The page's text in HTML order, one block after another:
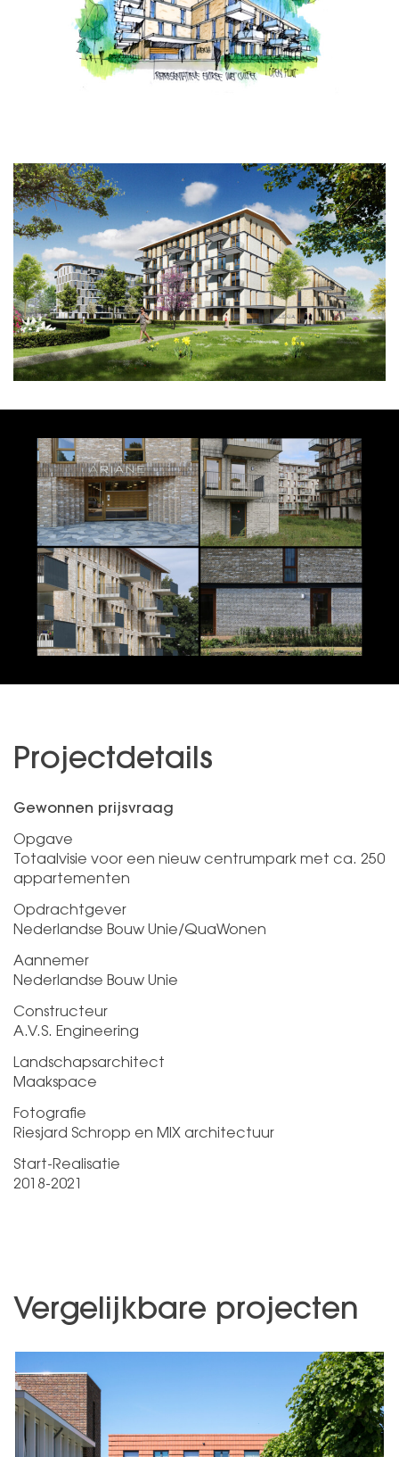
Projectdetails
Gewonnen prijsvraag
Opgave
Totaalvisie voor een nieuw centrumpark met ca. 250
appartementen
Opdrachtgever
Nederlandse Bouw Unie/QuaWonen
Aannemer
Nederlandse Bouw Unie
Constructeur
A.V.S. Engineering
Landschapsarchitect
Maakspace
Fotografie
Riesjard Schropp en MIX architectuur
Start-Realisatie
2018-2021
Vergelijkbare projecten